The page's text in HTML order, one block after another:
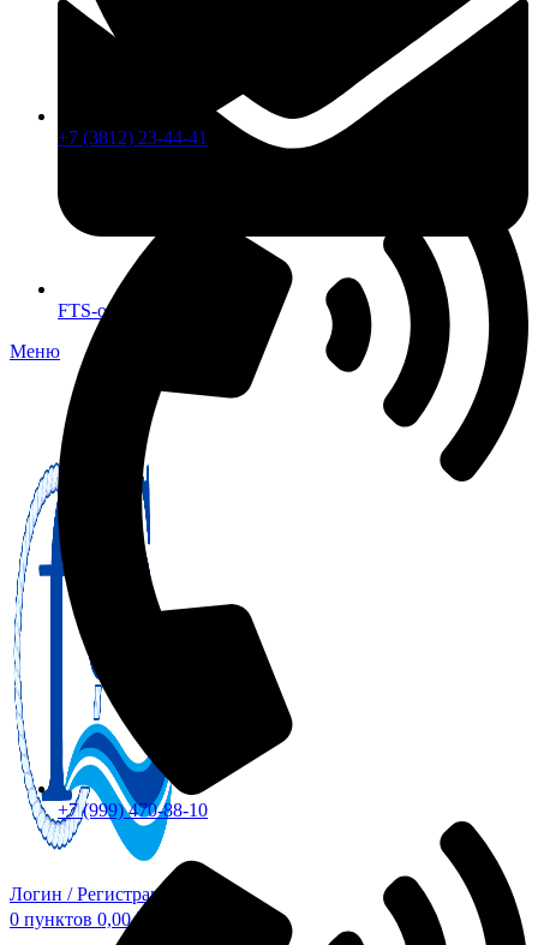
FTS-omsk@mail.ru
Меню
Логин / Регистрация
0 пунктов 0,00₽
+7 (3812) 23-44-41
+7 (999) 470-88-10